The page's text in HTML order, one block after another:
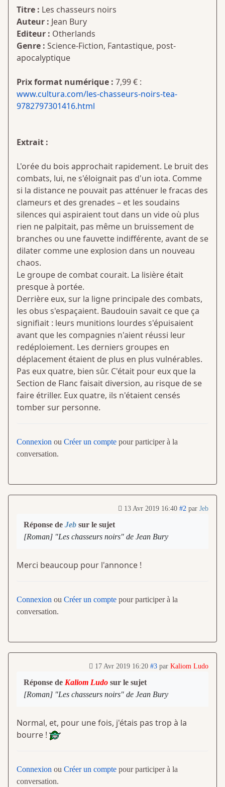
Titre : Les chasseurs noirs
Auteur : Jean Bury
Editeur : Otherlands
Genre : Science-Fiction, Fantastique, post-
apocalyptique
Prix format numérique : 7,99 € :
www.cultura.com/les-chasseurs-noirs-tea-
9782797301416.html
Extrait :
L'orée du bois approchait rapidement. Le bruit des
combats, lui, ne s'éloignait pas d'un iota. Comme
si la distance ne pouvait pas atténuer le fracas des
clameurs et des grenades – et les soudains
silences qui aspiraient tout dans un vide où plus
rien ne palpitait, pas même un bruissement de
branches ou une fauvette indifférente, avant de se
dilater comme une explosion dans un nouveau
chaos.
Le groupe de combat courait. La lisière était
presque à portée.
Derrière eux, sur la ligne principale des combats,
les obus s'espaçaient. Baudouin savait ce que ça
signifiait : leurs munitions lourdes s'épuisaient
avant que les compagnies n'aient réussi leur
redéploiement. Les derniers groupes en
déplacement étaient de plus en plus vulnérables.
Pas eux quatre, bien sûr. C'était pour eux que la
Section de Flanc faisait diversion, au risque de se
faire étriller. Eux quatre, ils n'étaient censés
tomber sur personne.
Connexion ou Créer un compte pour participer à la
conversation.
13 Avr 2019 16:40 #2 par Jeb
Réponse de Jeb sur le sujet
[Roman] "Les chasseurs noirs" de Jean Bury
Merci beaucoup pour l'annonce !
Connexion ou Créer un compte pour participer à la
conversation.
17 Avr 2019 16:20 #3 par Kaliom Ludo
Réponse de Kaliom Ludo sur le sujet
[Roman] "Les chasseurs noirs" de Jean Bury
Normal, et, pour une fois, j'étais pas trop à la
bourre !
Connexion ou Créer un compte pour participer à la
conversation.